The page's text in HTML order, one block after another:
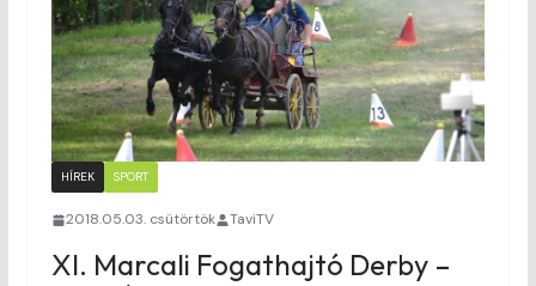
HÍREK SPORT
2018.05.03. csütörtök TaviTV
XI. Marcali Fogathajtó Derby –